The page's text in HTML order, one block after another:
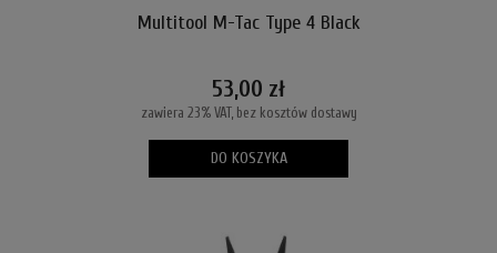
Multitool M-Tac Type 4 Black
53,00 zł
zawiera 23% VAT, bez kosztów dostawy
DO KOSZYKA